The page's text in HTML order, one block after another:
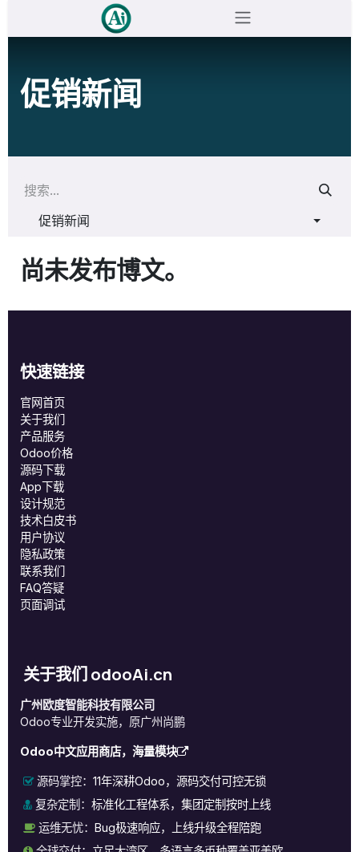
促销新闻
促销新闻
尚未发布博文。
快速链接
官网首页
关于我们
产品服务
Odoo价格
源码下载
App下载
设计规范
技术白皮书
用户协议
‎隐私政策‎
联系我们
FAQ答疑
页面调试
关于我们 odooAi.cn
广州欧度智能科技有限公司
Odoo专业开发实施，原广州尚鹏
Odoo中文应用商店，海量模块
源码掌控： 11年深耕Odoo，源码交付可控无锁
复杂定制： 标准化工程体系，集团定制按时上线
运维无忧：
Bug极速响应，上线升级全程陪跑